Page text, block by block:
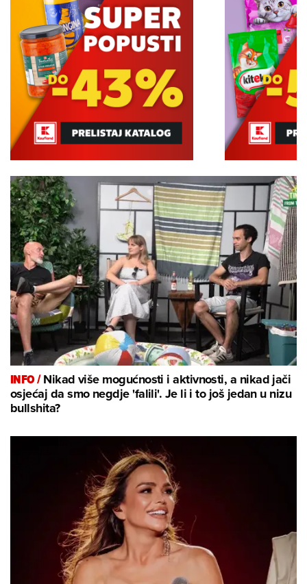
INFO /Nikad više mogućnosti i aktivnosti, a nikad jači
osjećaj da smo negdje 'falili'. Je li i to još jedan u nizu
bullshita?